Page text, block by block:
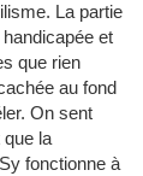
La partie
et
que rien
au fond
On sent
que la
fonctionne à